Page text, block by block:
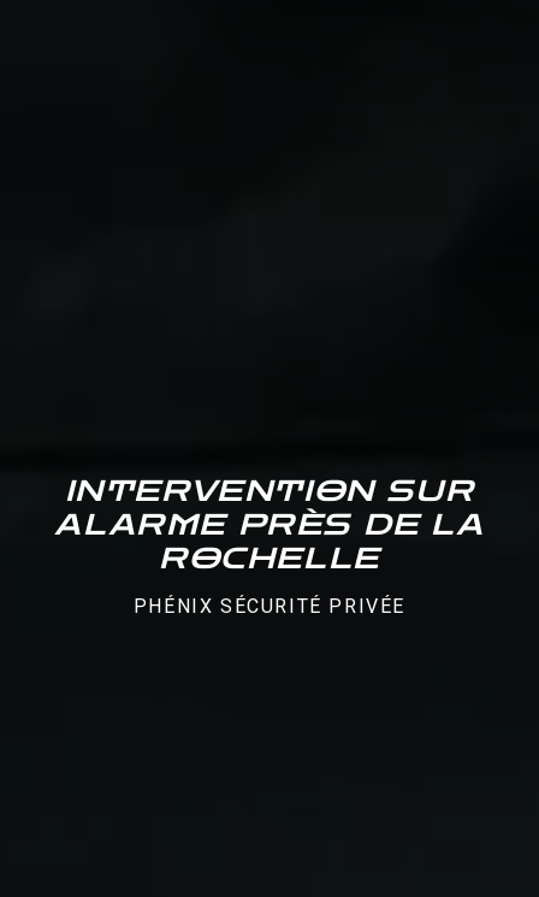
INTERVENTION SUR
ALARME PRÈS DE LA
ROCHELLE
PHÉNIX SÉCURITÉ PRIVÉE